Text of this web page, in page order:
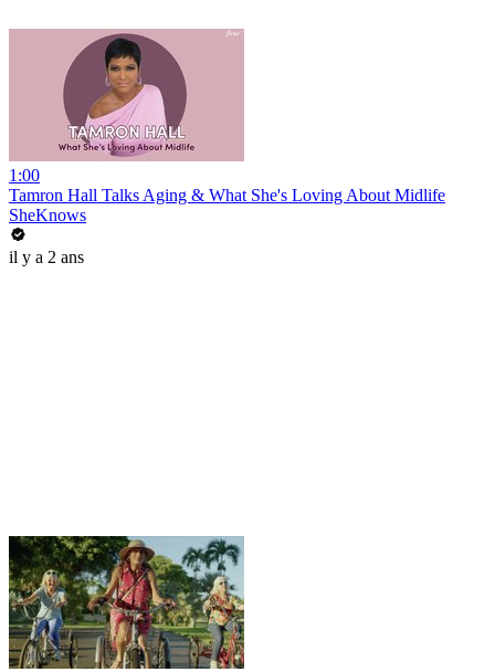
1:00
Tamron Hall Talks Aging & What She's Loving About Midlife
SheKnows
il y a 2 ans